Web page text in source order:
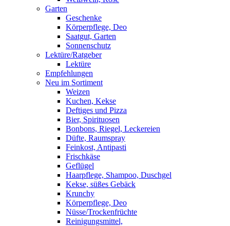
Garten
Geschenke
Körperpflege, Deo
Saatgut, Garten
Sonnenschutz
Lektüre/Ratgeber
Lektüre
Empfehlungen
Neu im Sortiment
Weizen
Kuchen, Kekse
Deftiges und Pizza
Bier, Spirituosen
Bonbons, Riegel, Leckereien
Düfte, Raumspray
Feinkost, Antipasti
Frischkäse
Geflügel
Haarpflege, Shampoo, Duschgel
Kekse, süßes Gebäck
Krunchy
Körperpflege, Deo
Nüsse/Trockenfrüchte
Reinigungsmittel,